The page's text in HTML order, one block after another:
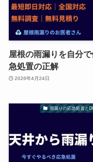
屋根の雨漏りを自分
急処置の正解
2026年4月24日
雨漏りの応急処置と